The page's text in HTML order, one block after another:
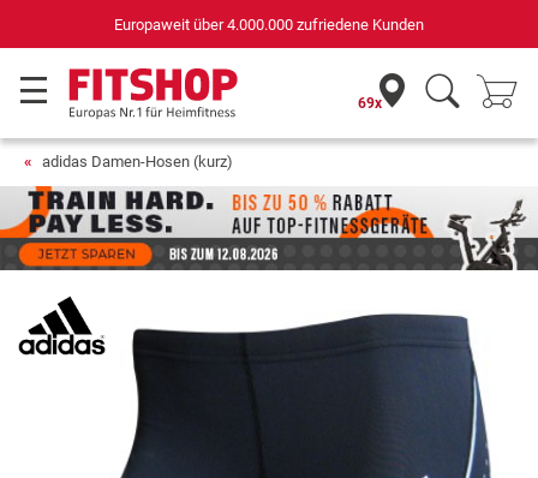
Europaweit über 4.000.000 zufriedene Kunden
69x
adidas Damen-Hosen (kurz)